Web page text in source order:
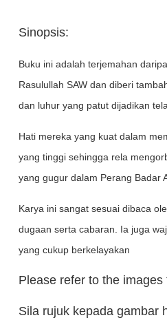
Sinopsis:
Buku ini adalah terjemahan
Rasulullah SAW dan diberi
dan luhur yang patut dijadikan
Hati mereka yang kuat dalam
yang tinggi sehingga rela
yang gugur dalam Perang Badar
Karya ini sangat sesuai dibaca
dugaan serta cabaran. Ia juga
yang cukup berkelayakan
Please refer to the
Sila rujuk kepada gambar